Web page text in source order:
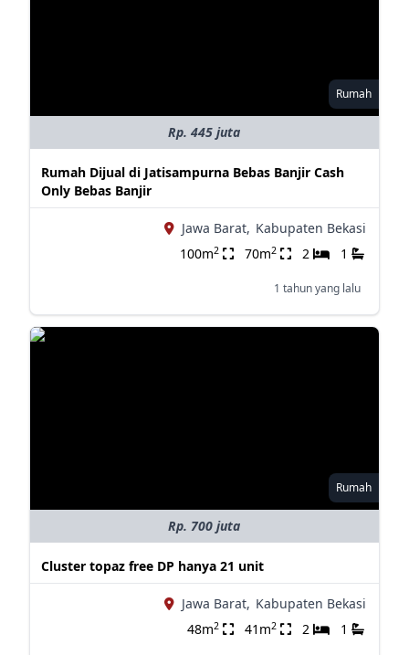
Rumah
Rp. 445 juta
Rumah Dijual di Jatisampurna Bebas Banjir Cash
Only Bebas Banjir
Jawa Barat, Kabupaten Bekasi
100m2 70m2 2 1
1 tahun yang lalu
Rumah
Rp. 700 juta
Cluster topaz free DP hanya 21 unit
Jawa Barat, Kabupaten Bekasi
48m2 41m2 2 1